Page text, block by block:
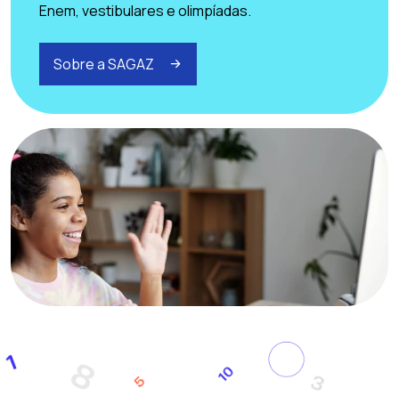
Enem, vestibulares e olimpíadas.
Sobre a SAGAZ